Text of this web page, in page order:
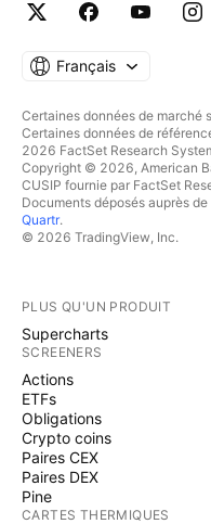
Français
Certaines données de marché
Certaines données de
2026 FactSet Research
Copyright © 2026, American
CUSIP fournie par FactSet
Documents déposés auprès
Quartr.
© 2026 TradingView, Inc.
PLUS QU'UN PRODUIT
Supercharts
SCREENERS
Actions
ETFs
Obligations
Crypto coins
Paires CEX
Paires DEX
Pine
CARTES THERMIQUES